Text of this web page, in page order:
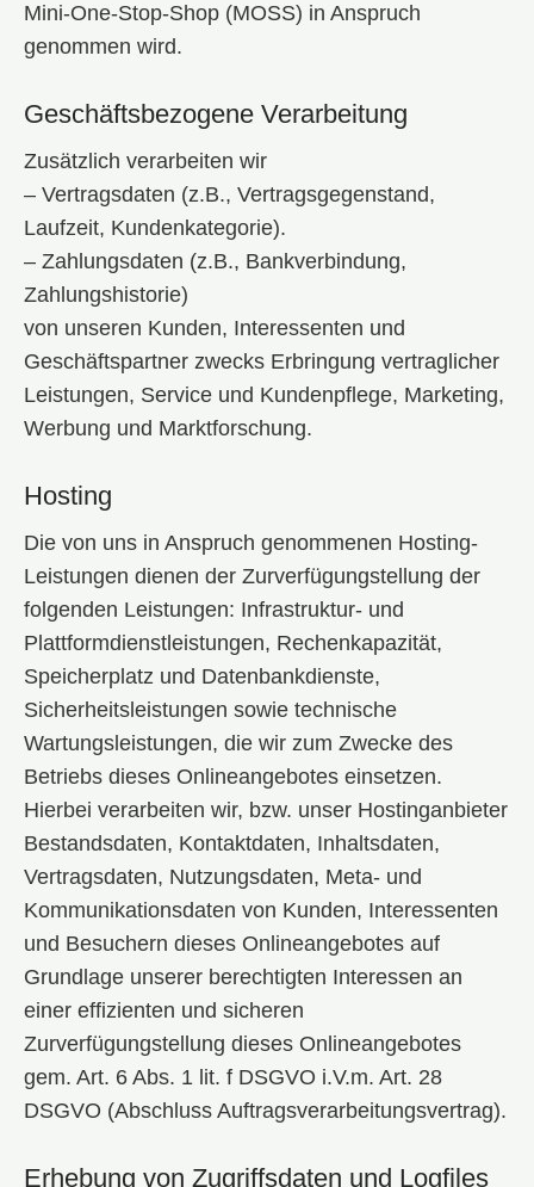
Mini-One-Stop-Shop (MOSS) in Anspruch
genommen wird.
Geschäftsbezogene Verarbeitung
Zusätzlich verarbeiten wir
– Vertragsdaten (z.B., Vertragsgegenstand,
Laufzeit, Kundenkategorie).
– Zahlungsdaten (z.B., Bankverbindung,
Zahlungshistorie)
von unseren Kunden, Interessenten und
Geschäftspartner zwecks Erbringung vertraglicher
Leistungen, Service und Kundenpflege, Marketing,
Werbung und Marktforschung.
Hosting
Die von uns in Anspruch genommenen Hosting-
Leistungen dienen der Zurverfügungstellung der
folgenden Leistungen: Infrastruktur- und
Plattformdienstleistungen, Rechenkapazität,
Speicherplatz und Datenbankdienste,
Sicherheitsleistungen sowie technische
Wartungsleistungen, die wir zum Zwecke des
Betriebs dieses Onlineangebotes einsetzen.
Hierbei verarbeiten wir, bzw. unser Hostinganbieter
Bestandsdaten, Kontaktdaten, Inhaltsdaten,
Vertragsdaten, Nutzungsdaten, Meta- und
Kommunikationsdaten von Kunden, Interessenten
und Besuchern dieses Onlineangebotes auf
Grundlage unserer berechtigten Interessen an
einer effizienten und sicheren
Zurverfügungstellung dieses Onlineangebotes
gem. Art. 6 Abs. 1 lit. f DSGVO i.V.m. Art. 28
DSGVO (Abschluss Auftragsverarbeitungsvertrag).
Erhebung von Zugriffsdaten und Logfiles